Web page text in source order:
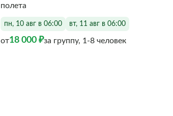
полета
пн, 10 авг в 06:00 вт, 11 авг в 06:00
от18 000 ₽за группу, 1-8 человек